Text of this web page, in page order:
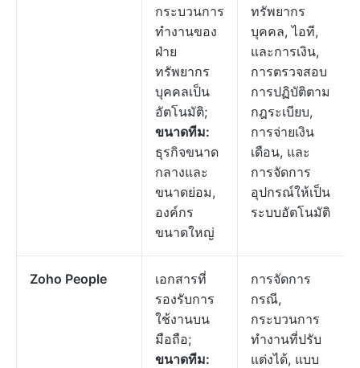
กระบวนการ
ทำงานของ
ฝ่าย
ทรัพยากร
บุคคลเป็น
อัตโนมัติ;
ขนาดทีม:
ธุรกิจขนาด
กลางและ
ขนาดย่อม,
องค์กร
ขนาดใหญ่
ทรัพยากร
บุคคล, ไอที,
และการเงิน,
การตรวจสอบ
การปฏิบัติตาม
กฎระเบียบ,
การจ่ายเงิน
เดือน, และ
การจัดการ
อุปกรณ์ให้เป็น
ระบบอัตโนมัติ
Zoho People
เอกสารที่
รองรับการ
ใช้งานบน
มือถือ;
ขนาดทีม:
การจัดการ
กรณี,
กระบวนการ
ทำงานที่ปรับ
แต่งได้, แบบ